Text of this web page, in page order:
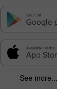
See more...